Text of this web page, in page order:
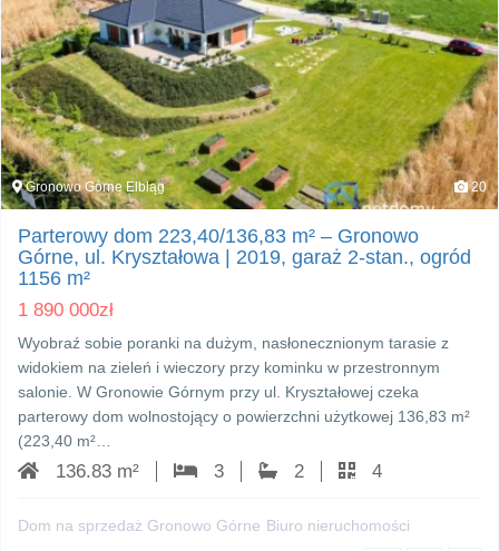
Gronowo Górne Elbląg 20
Parterowy dom 223,40/136,83 m² – Gronowo
Górne, ul. Kryształowa | 2019, garaż 2‑stan., ogród
1156 m²
1 890 000zł
Wyobraź sobie poranki na dużym, nasłonecznionym tarasie z
widokiem na zieleń i wieczory przy kominku w przestronnym
salonie. W Gronowie Górnym przy ul. Kryształowej czeka
parterowy dom wolnostojący o powierzchni użytkowej 136,83 m²
(223,40 m²…
136.83 m² 3 2 4
Dom na sprzedaż Gronowo Górne Biuro nieruchomości